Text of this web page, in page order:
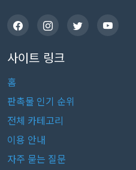
사이트 링크
홈
판촉물 인기 순위
전체 카테고리
이용 안내
자주 묻는 질문